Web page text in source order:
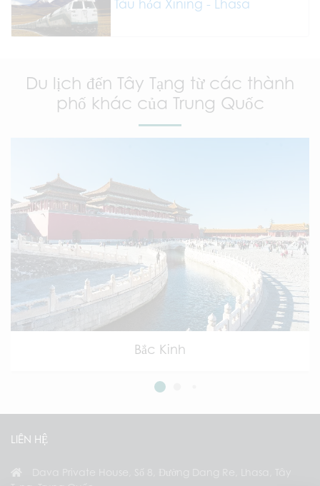
Tàu hỏa Xining - Lhasa
Du lịch đến Tây Tạng từ các thành
phố khác của Trung Quốc
Bắc Kinh
LIÊN HỆ